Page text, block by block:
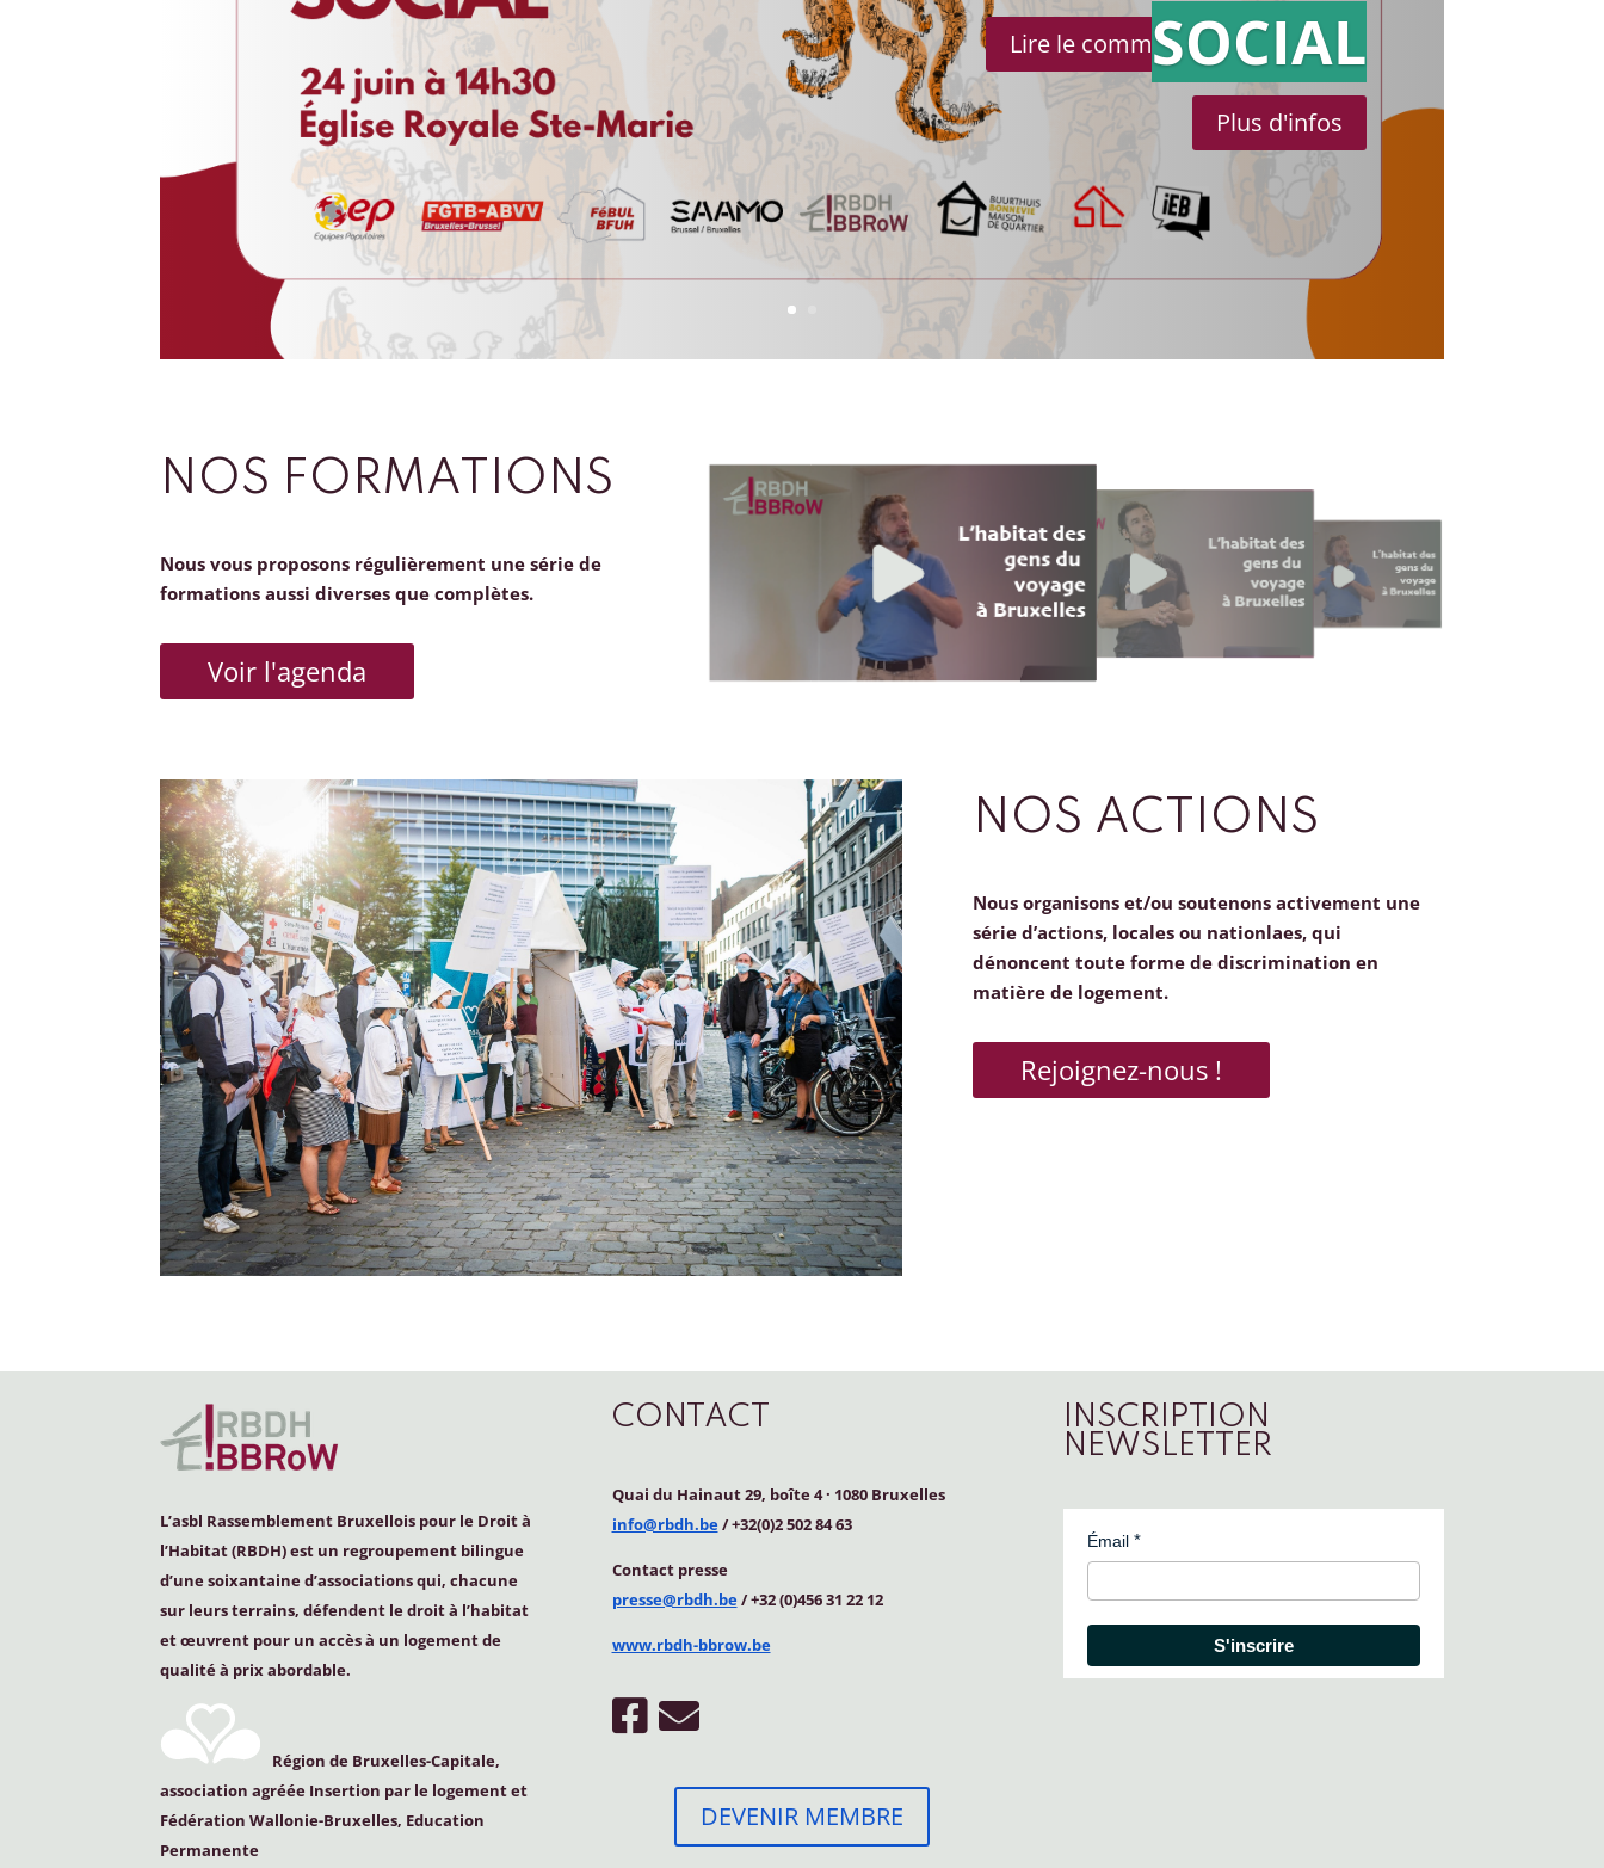
Lire le communiqué de presse
SOCIAL
Plus d'infos
NOS FORMATIONS
Nous vous proposons régulièrement une série de
formations aussi diverses que complètes.
Voir l'agenda
NOS ACTIONS
Nous organisons et/ou soutenons activement une
série d’actions, locales ou nationlaes, qui
dénoncent toute forme de discrimination en
matière de logement.
Rejoignez-nous !
L’asbl Rassemblement Bruxellois pour le Droit à
l’Habitat (RBDH) est un regroupement bilingue
d’une soixantaine d’associations qui, chacune
sur leurs terrains, défendent le droit à l’habitat
et œuvrent pour un accès à un logement de
qualité à prix abordable.
Région de Bruxelles-Capitale,
association agréée Insertion par le logement et
Fédération Wallonie-Bruxelles, Education
Permanente
CONTACT
Quai du Hainaut 29, boîte 4· 1080 Bruxelles
info@rbdh.be/ +32(0)2 502 84 63
Contact presse
presse@rbdh.be/ +32 (0)456 31 22 12
www.rbdh-bbrow.be
DEVENIR MEMBRE
INSCRIPTION
NEWSLETTER
Émail
S'inscrire